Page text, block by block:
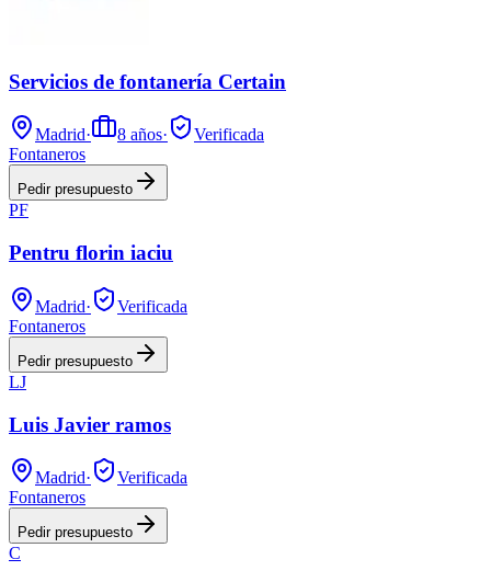
Servicios de fontanería Certain
Madrid· 8 años·
Verificada
Fontaneros
Pedir presupuesto
PF
Pentru florin iaciu
Madrid·
Verificada
Fontaneros
Pedir presupuesto
LJ
Luis Javier ramos
Madrid·
Verificada
Fontaneros
Pedir presupuesto
C